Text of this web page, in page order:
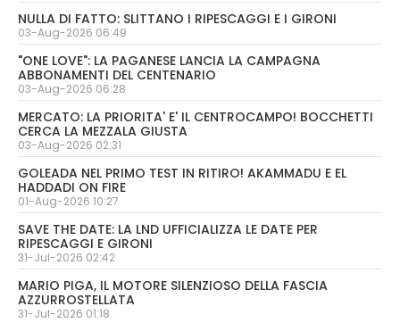
NULLA DI FATTO: SLITTANO I RIPESCAGGI E I GIRONI
03-Aug-2026 06:49
"ONE LOVE": LA PAGANESE LANCIA LA CAMPAGNA
ABBONAMENTI DEL CENTENARIO
03-Aug-2026 06:28
MERCATO: LA PRIORITA' E' IL CENTROCAMPO! BOCCHETTI
CERCA LA MEZZALA GIUSTA
03-Aug-2026 02:31
GOLEADA NEL PRIMO TEST IN RITIRO! AKAMMADU E EL
HADDADI ON FIRE
01-Aug-2026 10:27
SAVE THE DATE: LA LND UFFICIALIZZA LE DATE PER
RIPESCAGGI E GIRONI
31-Jul-2026 02:42
MARIO PIGA, IL MOTORE SILENZIOSO DELLA FASCIA
AZZURROSTELLATA
31-Jul-2026 01:18